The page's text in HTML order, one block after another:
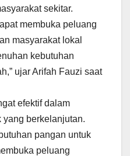
sekitar.
membuka peluang
masyarakat lokal
kebutuhan
ujar Arifah Fauzi saat
efektif dalam
yang berkelanjutan.
pangan untuk
peluang